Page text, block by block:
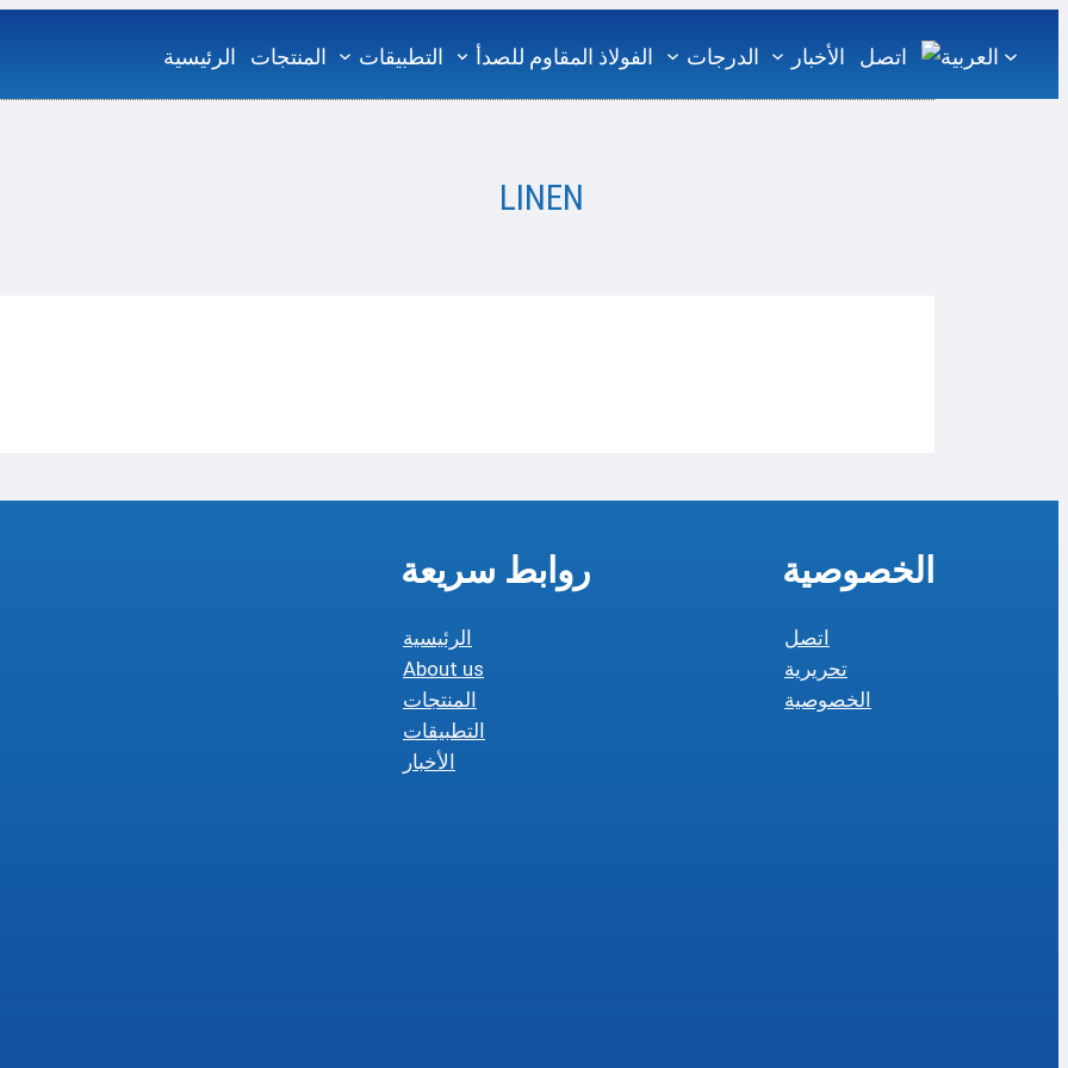
الرئيسية المنتجات التطبيقات الفولاذ المقاوم للصدأ الدرجات الأخبار اتصل
LINEN
روابط سريعة
الرئيسية
About us
المنتجات
التطبيقات
الأخبار
الخصوصية
اتصل
تحريرية
الخصوصية